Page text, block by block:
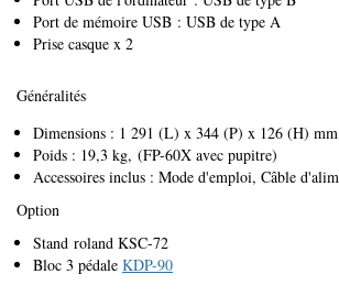
Port de mémoire USB : USB de type A
Prise casque x 2
Généralités
Dimensions : 1 291 (L) x 344 (P) x 126 (H) mm
Poids : 19,3 kg, (FP-60X avec pupitre)
Accessoires inclus : Mode d'emploi, Câble
Option
Stand roland KSC-72
Bloc 3 pédale KDP-90